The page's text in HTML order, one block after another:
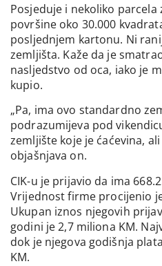
Posjeduje i nekoliko
površine oko 30.000
posljednjem kartonu. Ni
zemljišta. Kaže da je
nasljedstvo od oca, iako je
kupio.
„Pa, ima ovo standardno
podrazumijeva pod
zemljište koje je ćaćevina,
objašnjava on.
CIK-u je prijavio da ima
Vrijednost firme procijenio
Ukupan iznos njegovih
godini je 2,7 miliona KM.
dok je njegova godišnja
KM.